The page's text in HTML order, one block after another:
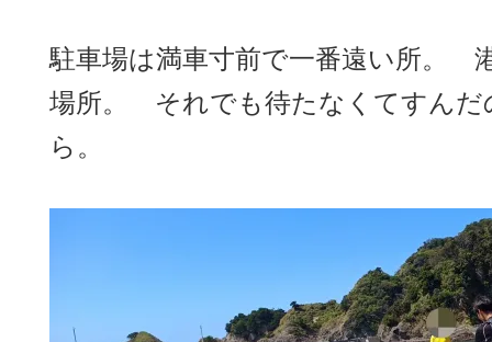
駐車場は満車寸前で一番遠い所。
場所。 それでも待たなくてすんだ
ら。